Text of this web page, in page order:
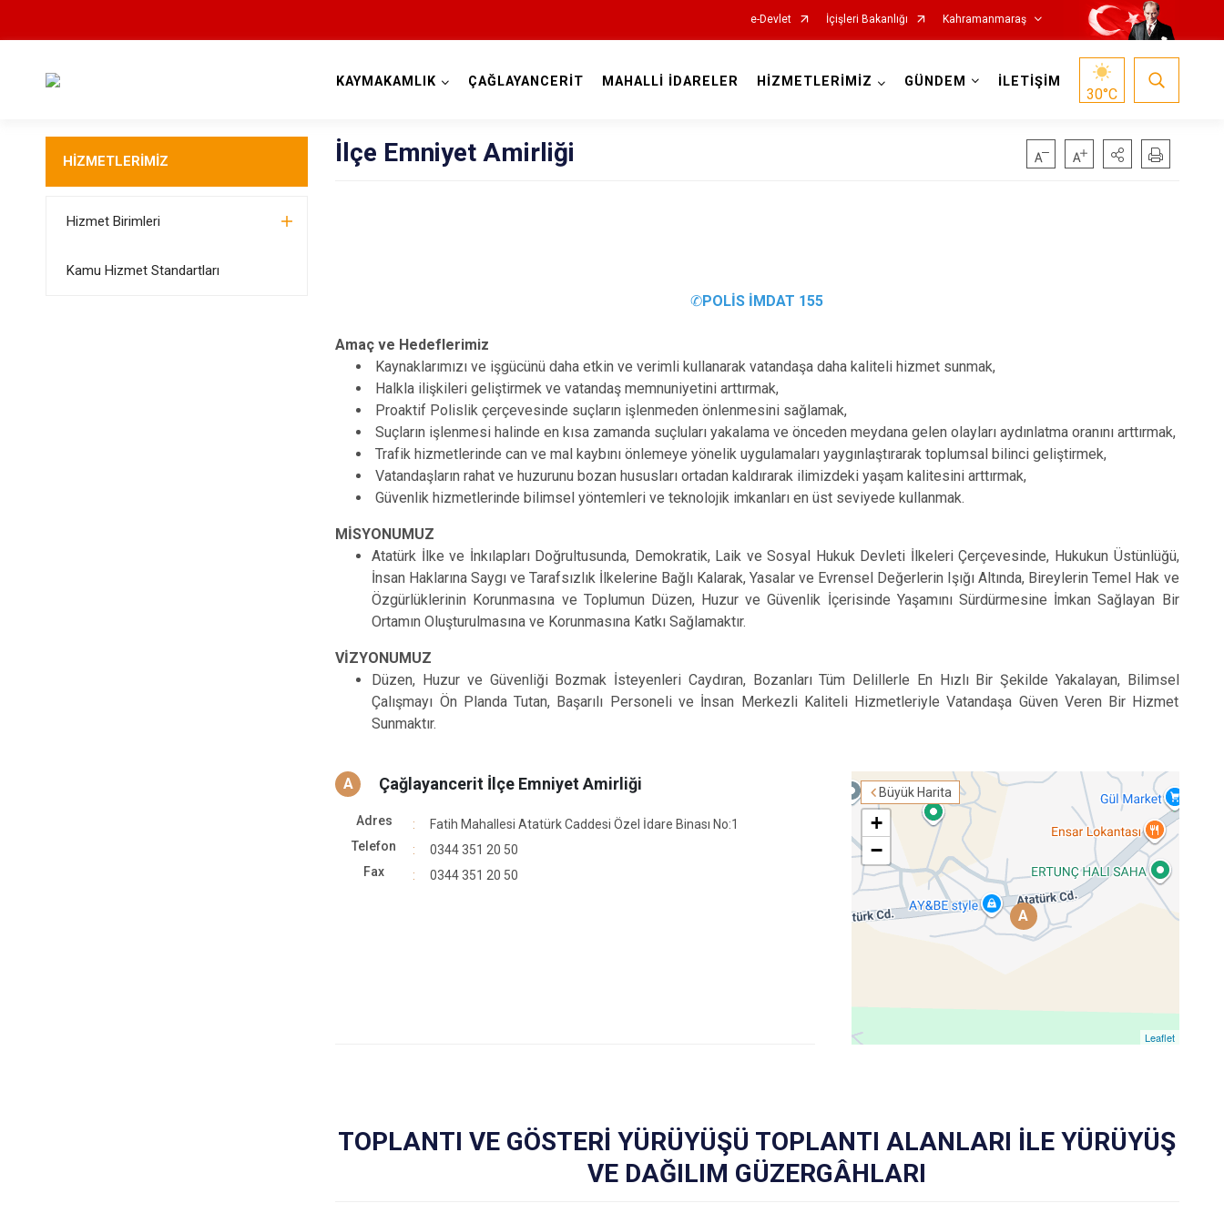
e-Devlet İçişleri Bakanlığı Kahramanmaraş
Afşin
Çağlayancerit
Ekinözü
Elbistan
Göksun
Türkoğlu
Onikişubat
KAYMAKAMLIK ÇAĞLAYANCERİT MAHALLİ İDARELER HİZMETLERİMİZ GÜNDEM İLETİŞİM
30°C
HİZMETLERİMİZ
Hizmet Birimleri
Kamu Hizmet Standartları
İlçe Emniyet Amirliği
✆POLİS İMDAT 155
Amaç ve Hedeflerimiz
Kaynaklarımızı ve işgücünü daha etkin ve verimli kullanarak vatandaşa daha kaliteli hizmet sunmak,
Halkla ilişkileri geliştirmek ve vatandaş memnuniyetini arttırmak,
Proaktif Polislik çerçevesinde suçların işlenmeden önlenmesini sağlamak,
Suçların işlenmesi halinde en kısa zamanda suçluları yakalama ve önceden meydana gelen olayları aydınlatma oranını arttırmak,
Trafik hizmetlerinde can ve mal kaybını önlemeye yönelik uygulamaları yaygınlaştırarak toplumsal bilinci geliştirmek,
Vatandaşların rahat ve huzurunu bozan hususları ortadan kaldırarak ilimizdeki yaşam kalitesini arttırmak,
Güvenlik hizmetlerinde bilimsel yöntemleri ve teknolojik imkanları en üst seviyede kullanmak.
MİSYONUMUZ
Atatürk İlke ve İnkılapları Doğrultusunda, Demokratik, Laik ve Sosyal Hukuk Devleti İlkeleri Çerçevesinde, Hukukun Üstünlüğü,
İnsan Haklarına Saygı ve Tarafsızlık İlkelerine Bağlı Kalarak, Yasalar ve Evrensel Değerlerin Işığı Altında, Bireylerin Temel Hak ve
Özgürlüklerinin Korunmasına ve Toplumun Düzen, Huzur ve Güvenlik İçerisinde Yaşamını Sürdürmesine İmkan Sağlayan Bir
Ortamın Oluşturulmasına ve Korunmasına Katkı Sağlamaktır.
VİZYONUMUZ
Düzen, Huzur ve Güvenliği Bozmak İsteyenleri Caydıran, Bozanları Tüm Delillerle En Hızlı Bir Şekilde Yakalayan, Bilimsel
Çalışmayı Ön Planda Tutan, Başarılı Personeli ve İnsan Merkezli Kaliteli Hizmetleriyle Vatandaşa Güven Veren Bir Hizmet
Sunmaktır.
Büyük Harita
A
+
−
Leaflet
A Çağlayancerit İlçe Emniyet Amirliği
Adres
Fatih Mahallesi Atatürk Caddesi Özel İdare Binası No:1
Telefon
0344 351 20 50
Fax
0344 351 20 50
TOPLANTI VE GÖSTERİ YÜRÜYÜŞÜ TOPLANTI ALANLARI İLE YÜRÜYÜŞ
VE DAĞILIM GÜZERGÂHLARI